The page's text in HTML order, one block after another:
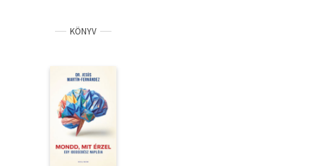
KÖNYV